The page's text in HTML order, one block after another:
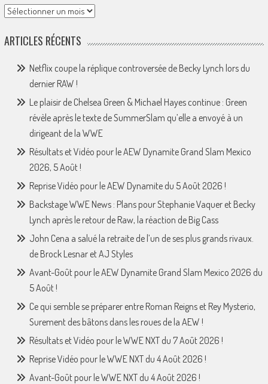
Archives
ARTICLES RÉCENTS
Netflix coupe la réplique controversée de Becky Lynch lors du
dernier RAW !
Le plaisir de Chelsea Green & Michael Hayes continue : Green
révèle après le texte de SummerSlam qu’elle a envoyé à un
dirigeant de la WWE
Résultats et Vidéo pour le AEW Dynamite Grand Slam Mexico
2026, 5 Août !
Reprise Vidéo pour le AEW Dynamite du 5 Août 2026 !
Backstage WWE News : Plans pour Stephanie Vaquer et Becky
Lynch après le retour de Raw, la réaction de Big Cass
John Cena a salué la retraite de l’un de ses plus grands rivaux.
de Brock Lesnar et AJ Styles
Avant-Goût pour le AEW Dynamite Grand Slam Mexico 2026 du
5 Août !
Ce qui semble se préparer entre Roman Reigns et Rey Mysterio,
Surement des bâtons dans les roues de la AEW !
Résultats et Vidéo pour le WWE NXT du 7 Août 2026 !
Reprise Vidéo pour le WWE NXT du 4 Août 2026 !
Avant-Goût pour le WWE NXT du 4 Août 2026 !